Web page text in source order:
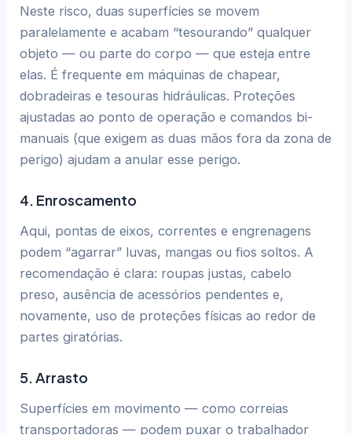
Neste risco, duas superfícies se movem
paralelamente e acabam “tesourando” qualquer
objeto — ou parte do corpo — que esteja entre
elas. É frequente em máquinas de chapear,
dobradeiras e tesouras hidráulicas. Proteções
ajustadas ao ponto de operação e comandos bi-
manuais (que exigem as duas mãos fora da zona de
perigo) ajudam a anular esse perigo.
4. Enroscamento
Aqui, pontas de eixos, correntes e engrenagens
podem “agarrar” luvas, mangas ou fios soltos. A
recomendação é clara: roupas justas, cabelo
preso, ausência de acessórios pendentes e,
novamente, uso de proteções físicas ao redor de
partes giratórias.
5. Arrasto
Superfícies em movimento — como correias
transportadoras — podem puxar o trabalhador